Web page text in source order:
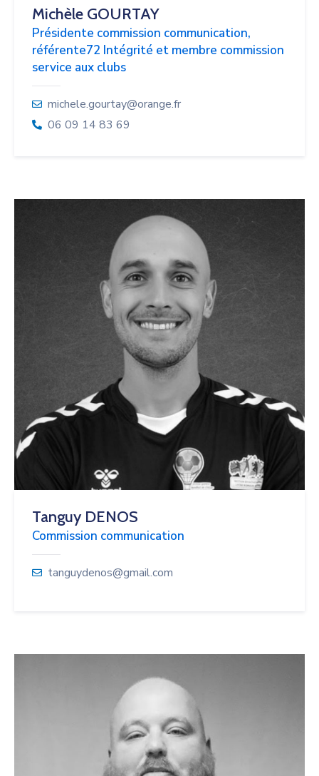
Michèle GOURTAY
Présidente commission communication,
référente72 Intégrité et membre commission
service aux clubs
michele.gourtay@orange.fr
06 09 14 83 69
Tanguy DENOS
Commission communication
tanguydenos@gmail.com